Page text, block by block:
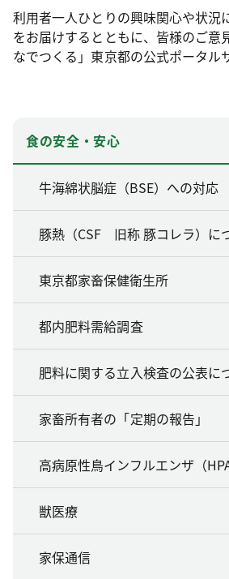
利用者一人ひとりの興味関心や状況
をお届けするとともに、皆様のご意
なでつくる」東京都の公式ポータル
食の安全・安心
牛海綿状脳症（BSE）への対応
豚熱（CSF 旧称 豚コレラ）に
東京都家畜保健衛生所
都内肥料需給調査
肥料に関する立入検査の公表に
家畜所有者の「定期の報告」
高病原性鳥インフルエンザ（
獣医療
家保通信